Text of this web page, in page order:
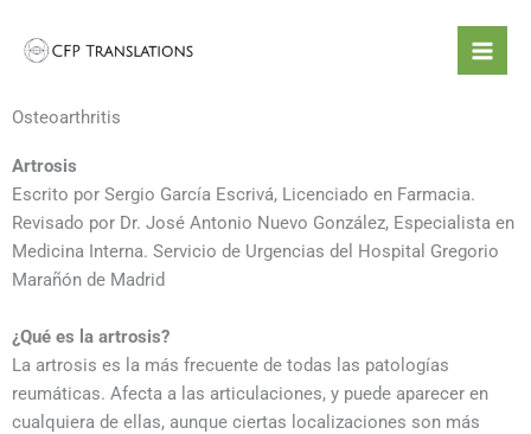
content
Osteoarthritis
Artrosis
Escrito por Sergio García Escrivá, Licenciado en Farmacia.
Revisado por Dr. José Antonio Nuevo González, Especialista en
Medicina Interna. Servicio de Urgencias del Hospital Gregorio
Marañón de Madrid
¿Qué es la artrosis?
La artrosis es la más frecuente de todas las patologías
reumáticas. Afecta a las articulaciones, y puede aparecer en
cualquiera de ellas, aunque ciertas localizaciones son más